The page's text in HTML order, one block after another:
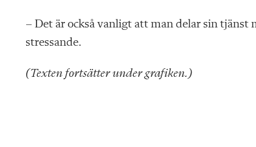
– Det är också vanligt att man delar sin
stressande.
(Texten fortsätter under grafiken.)